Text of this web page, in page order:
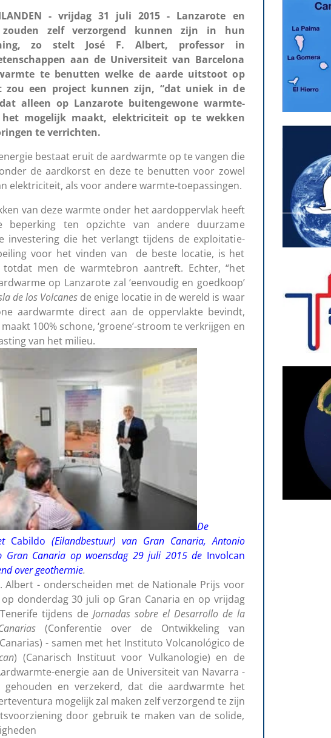
- vrijdag 31 juli 2015 - Lanzarote en
zouden zelf verzorgend kunnen zijn in hun
zo stelt José F. Albert, professor in
aan de Universiteit van Barcelona
te benutten welke de aarde uitstoot op
zou een project kunnen zijn, “dat uniek in de
alleen op Lanzarote buitengewone warmte-
mogelijk maakt, elektriciteit op te wekken
te verrichten.
bestaat eruit de aardwarmte op te vangen die
de aardkorst en deze te benutten voor zowel
elektriciteit, als voor andere warmte-toepassingen.
van deze warmte onder het aardoppervlak heeft
beperking ten opzichte van andere duurzame
investering die het verlangt tijdens de exploitatie-
voor het vinden van de beste locatie, is het
men de warmtebron aantreft. Echter, “het
op Lanzarote zal ‘eenvoudig en goedkoop’
de los Volcanesde enige locatie in de wereld is waar
aardwarmte direct aan de oppervlakte bevindt,
100% schone, ‘groene’-stroom te verkrijgen en
van het milieu.
De
Cabildo (Eilandbestuur) van Gran Canaria, Antonio
Gran Canaria op woensdag 29 juli 2015 de Involcan
over geothermie.
Albert - onderscheiden met de Nationale Prijs voor
donderdag 30 juli op Gran Canaria en op vrijdag
tijdens de Jornadas sobre el Desarrollo de la
(Conferentie over de Ontwikkeling van
- samen met het Instituto Volcanológico de
) (Canarisch Instituut voor Vulkanologie) en de
energie aan de Universiteit van Navarra -
gehouden en verzekerd, dat die aardwarmte het
mogelijk zal maken zelf verzorgend te zijn
door gebruik te maken van de solide,